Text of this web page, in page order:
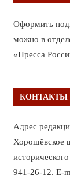
Оформить
можно в
«Пресса
КОНТАКТЫ
Адрес
Хорошёвское
941-26-12. E-